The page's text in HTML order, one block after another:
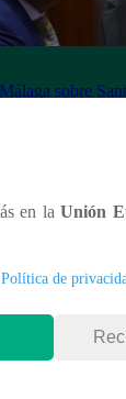
sobre
en laUnión
Política de